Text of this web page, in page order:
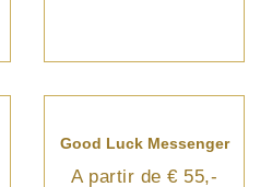
Good Luck Messenger
A partir de € 55,-